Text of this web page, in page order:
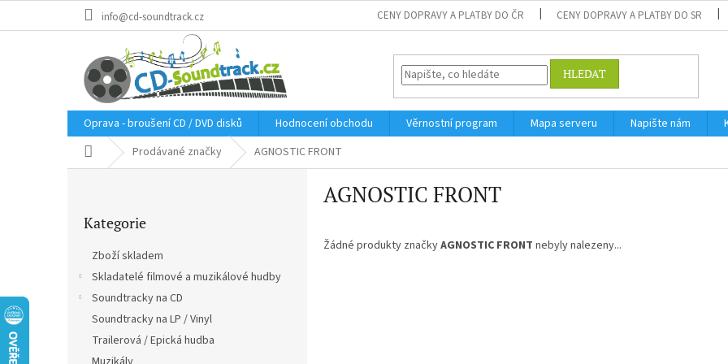
info@cd-soundtrack.cz CENY DOPRAVY A PLATBY DO ČR CENY DOPRAVY A PLATBY DO SR
HLEDAT
Oprava - broušení CD / DVD disků Hodnocení obchodu Věrnostní program Mapa serveru Napište nám
Domů Prodávané značky AGNOSTIC FRONT
kategorie
Kategorie
Zboží skladem
Skladatelé filmové a muzikálové hudby
Soundtracky na CD
Soundtracky na LP / Vinyl
Trailerová / Epická hudba
AGNOSTIC FRONT
Žádné produkty značkyAGNOSTIC FRONT nebyly nalezeny...